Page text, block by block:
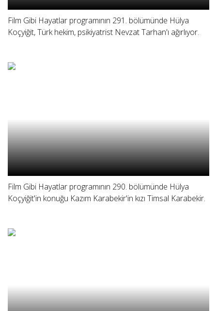
Film Gibi Hayatlar programının 291. bölümünde Hülya
Koçyiğit, Türk hekim, psikiyatrist Nevzat Tarhan'ı ağırlıyor.
Film Gibi Hayatlar programının 290. bölümünde Hülya
Koçyiğit'in konuğu Kazım Karabekir'in kızı Timsal Karabekir.